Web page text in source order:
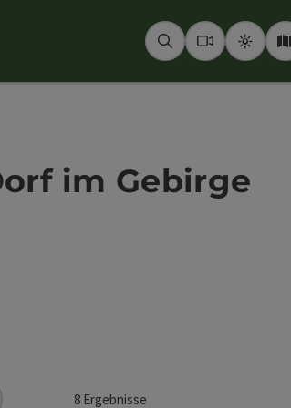
SuchenWebcams
im Gebirge
8Ergebnisse